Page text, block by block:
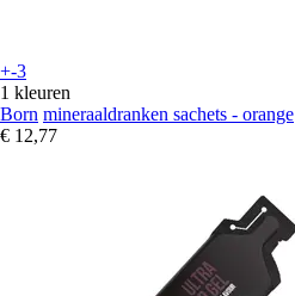
+-3
1 kleuren
Born mineraaldranken sachets - orange
€ 12,77